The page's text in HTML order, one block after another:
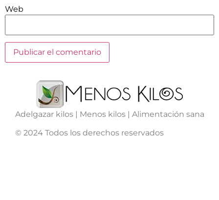
Web
Adelgazar kilos | Menos kilos | Alimentación sana
© 2024 Todos los derechos reservados